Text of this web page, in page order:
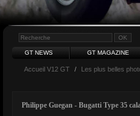
GT NEWS GT MAGAZINE
Accueil V12 GT / Les plus belles
Philippe Guegan - Bugatti Type 35